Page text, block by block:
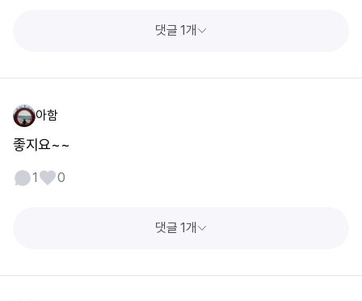
댓글 1개
아함
좋지요~~
1 0
댓글 1개